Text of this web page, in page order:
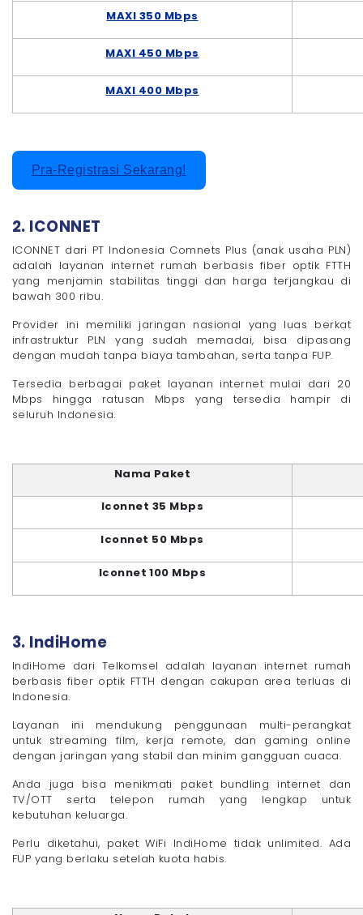
MAXI 350 Mbps
MAXI 450 Mbps
MAXI 400 Mbps
Pra-Registrasi Sekarang!
2. ICONNET
ICONNET dari PT Indonesia Comnets Plus (anak usaha PLN)
adalah layanan internet rumah berbasis fiber optik FTTH
yang menjamin stabilitas tinggi dan harga terjangkau di
bawah 300 ribu.
Provider ini memiliki jaringan nasional yang luas berkat
infrastruktur PLN yang sudah memadai, bisa dipasang
dengan mudah tanpa biaya tambahan, serta tanpa FUP.
Tersedia berbagai paket layanan internet mulai dari 20
Mbps hingga ratusan Mbps yang tersedia hampir di
seluruh Indonesia.
Nama Paket
Iconnet 35 Mbps
Iconnet 50 Mbps
Iconnet 100 Mbps
3. IndiHome
IndiHome dari Telkomsel adalah layanan internet rumah
berbasis fiber optik FTTH dengan cakupan area terluas di
Indonesia.
Layanan ini mendukung penggunaan multi-perangkat
untuk streaming film, kerja remote, dan gaming online
dengan jaringan yang stabil dan minim gangguan cuaca.
Anda juga bisa menikmati paket bundling internet dan
TV/OTT serta telepon rumah yang lengkap untuk
kebutuhan keluarga.
Perlu diketahui, paket WiFi IndiHome tidak unlimited. Ada
FUP yang berlaku setelah kuota habis.